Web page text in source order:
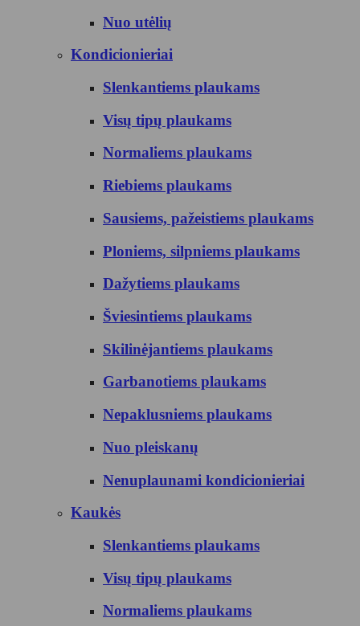
Nuo utėlių
Kondicionieriai
Slenkantiems plaukams
Visų tipų plaukams
Normaliems plaukams
Riebiems plaukams
Sausiems, pažeistiems plaukams
Ploniems, silpniems plaukams
Dažytiems plaukams
Šviesintiems plaukams
Skilinėjantiems plaukams
Garbanotiems plaukams
Nepaklusniems plaukams
Nuo pleiskanų
Nenuplaunami kondicionieriai
Kaukės
Slenkantiems plaukams
Visų tipų plaukams
Normaliems plaukams